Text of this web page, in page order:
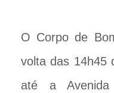
O Corpo de
volta das 14h45
até a Avenida